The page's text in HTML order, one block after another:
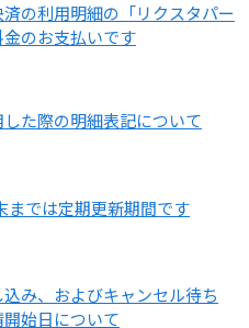
済の利用明細の「リクスタパー
のお支払いです
た際の明細表記について
までは定期更新期間です
み、およびキャンセル待ち
開始日について